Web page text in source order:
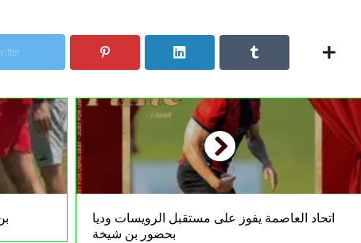
اتحاد العاصمة يفوز على مستقبل الرويسات وديا
بحضور بن شيخة